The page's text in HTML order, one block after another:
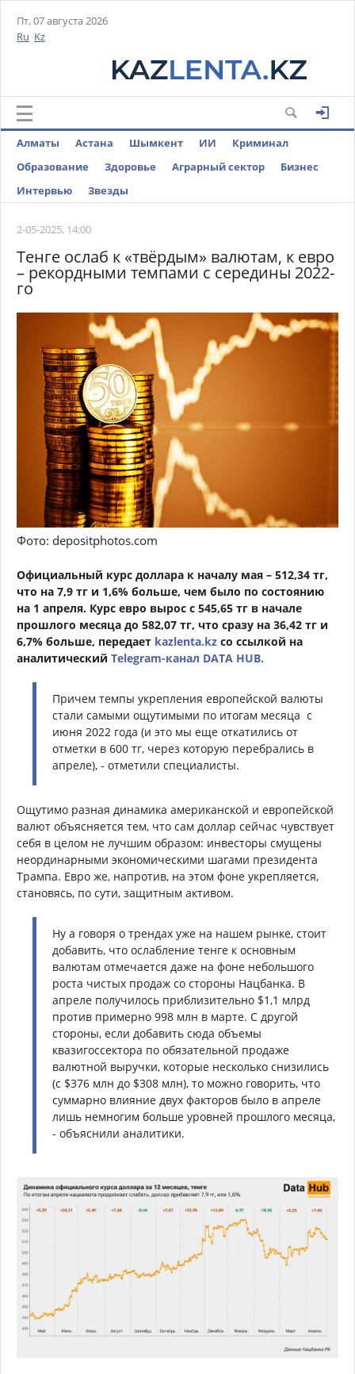
Пт, 07 августа 2026
Ru Kz
Алматы Астана Шымкент ИИ
Криминал
Образование
Здоровье Аграрный сектор
Бизнес
Интервью
Звезды
2-05-2025, 14:00
Тенге ослаб к «твёрдым» валютам, к евро
– рекордными темпами с середины 2022-
го
Фото: depositphotos.com
Официальный курс доллара к началу мая – 512,34 тг,
что на 7,9 тг и 1,6% больше, чем было по состоянию
на 1 апреля. Курс евро вырос с 545,65 тг в начале
прошлого месяца до 582,07 тг, что сразу на 36,42 тг и
6,7% больше, передает kazlenta.kz со ссылкой на
аналитический Telegram-канал DATA HUB.
Причем темпы укрепления европейской валюты
стали самыми ощутимыми по итогам месяца с
июня 2022 года (и это мы еще откатились от
отметки в 600 тг, через которую перебрались в
апреле), - отметили специалисты.
Ощутимо разная динамика американской и европейской
валют объясняется тем, что сам доллар сейчас чувствует
себя в целом не лучшим образом: инвесторы смущены
неординарными экономическими шагами президента
Трампа. Евро же, напротив, на этом фоне укрепляется,
становясь, по сути, защитным активом.
Ну а говоря о трендах уже на нашем рынке, стоит
добавить, что ослабление тенге к основным
валютам отмечается даже на фоне небольшого
роста чистых продаж со стороны Нацбанка. В
апреле получилось приблизительно $1,1 млрд
против примерно 998 млн в марте. С другой
стороны, если добавить сюда объемы
квазигоссектора по обязательной продаже
валютной выручки, которые несколько снизились
(с $376 млн до $308 млн), то можно говорить, что
суммарно влияние двух факторов было в апреле
лишь немногим больше уровней прошлого месяца,
- объяснили аналитики.